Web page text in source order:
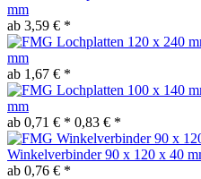
mm
ab 3,59 € *
mm
ab 1,67 € *
mm
ab 0,71 € * 0,83 € *
Winkelverbinder 90 x 120 x 40
ab 0,76 € *